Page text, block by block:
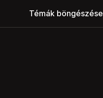
Témák böngészése